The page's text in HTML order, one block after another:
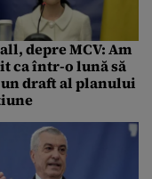
depre MCV: Am
ca într-o lună să
draft al planului